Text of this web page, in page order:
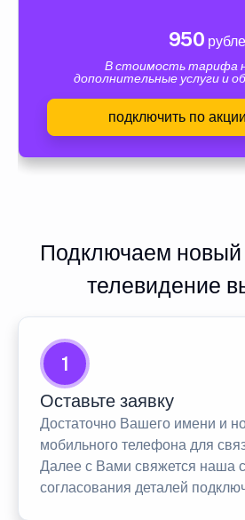
950
В стоимость тарифа
дополнительные услуги и
подключить по акции
Подключаем новый
телевидение
1
Оставьте заявку
Достаточно Вашего имени и
мобильного телефона для
Далее с Вами свяжется наша
согласования деталей